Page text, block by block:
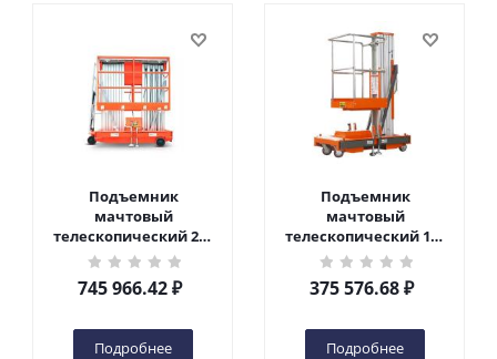
Подъемник
мачтовый
телескопический 200
кг 10 м TOR GTWY10-
200S DC 2-мачтовый
(автономный) (N) в
745 966.42₽
Подробнее
Подъемник
мачтовый
телескопический 125
кг 6 м TOR GTWY6-100
DC 1-мачтовый
(автономный) (G) в
375 576.68₽
Подробнее